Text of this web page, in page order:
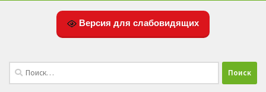
Версия для слабовидящих
Найти: